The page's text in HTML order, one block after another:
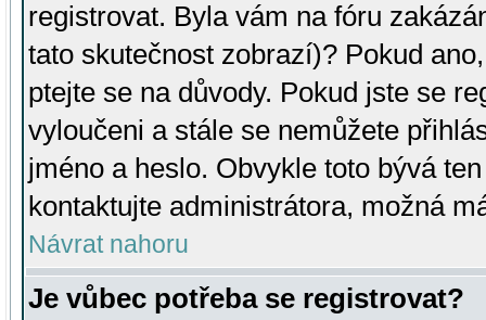
registrovat. Byla vám na fóru
tato skutečnost zobrazí)? Pokud
ptejte se na důvody. Pokud jste se
vyloučeni a stále se nemůžete
jméno a heslo. Obvykle toto bývá
kontaktujte administrátora, možná
Návrat nahoru
Je vůbec potřeba se registrovat?